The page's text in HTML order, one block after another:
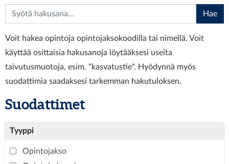
Hae
Voit hakea opintoja opintojaksokoodilla tai nimellä. Voit
käyttää osittaisia hakusanoja löytääksesi useita
taivutusmuotoja, esim. "kasvatustie". Hyödynnä myös
suodattimia saadaksesi tarkemman hakutuloksen.
Suodattimet
Tyyppi
Opintojakso